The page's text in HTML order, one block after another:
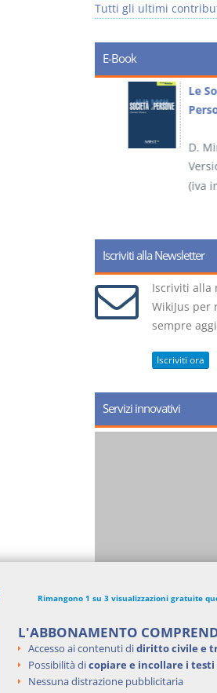
Tutti gli ultimi
E-Book
Le
Persone
D.
(iva incl.)
Iscriviti alla Newsletter
Iscriviti alla
WikiJus per
sempre
Iscriviti ora
Servizi innovativi
Rimangono 1 su 3 visualizzazioni gratuite
L'ABBONAMENTO
Accesso ai contenuti didiritto civile e
Possibilità dicopiare e incollare i testi
Nessuna distrazione pubblicitaria